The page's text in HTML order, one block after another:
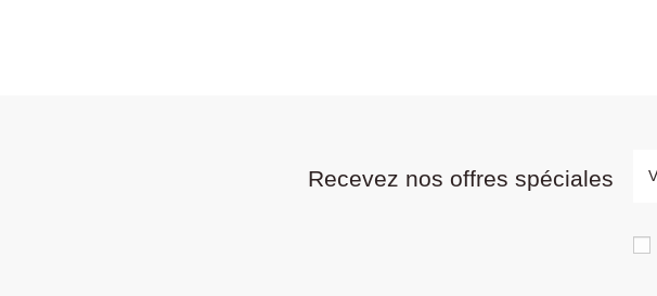
Recevez nos offres spéciales